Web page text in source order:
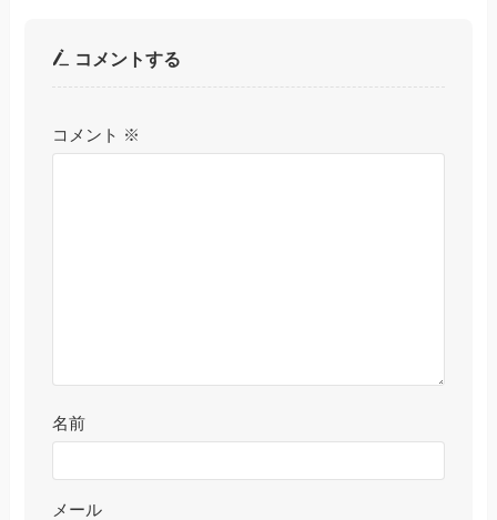
コメントする
コメント ※
名前
メール